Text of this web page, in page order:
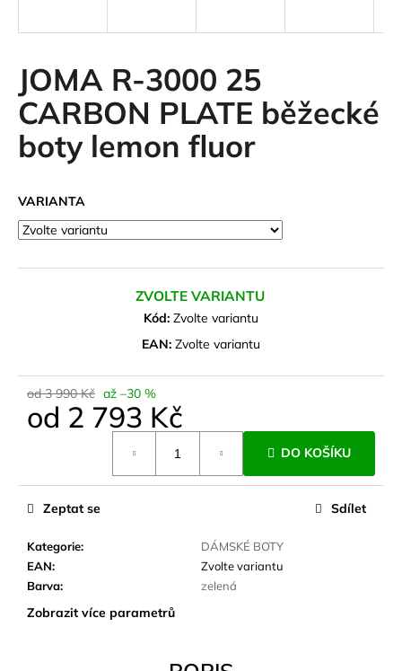
JOMA R-3000 25
CARBON PLATE běžecké
boty lemon fluor
VARIANTA
ZVOLTE VARIANTU
Kód: Zvolte variantu
EAN: Zvolte variantu
od 3 990 Kč až –30 %
od 2 793 Kč
DO KOŠÍKU
Kategorie:
DÁMSKÉ BOTY
EAN:
Zvolte variantu
Barva: zelená
Zobrazit více parametrů
Zeptat se Sdílet
í
t
?
u
m
JOMA
SIERRA
25
BĚŽECKÉ
TRAILOVÉ